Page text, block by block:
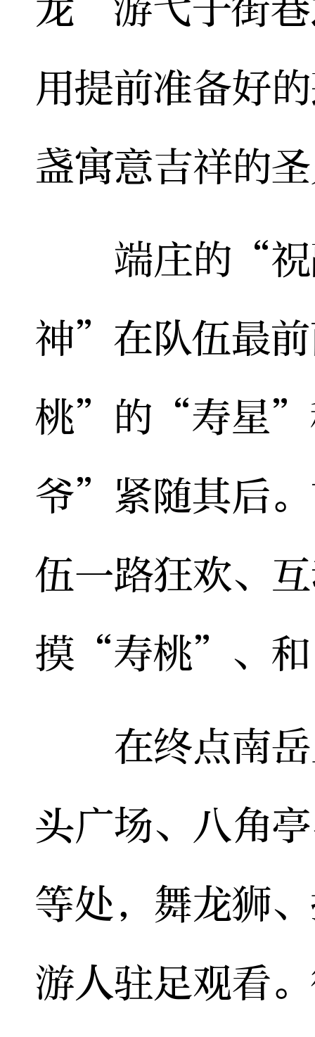
用提前准备好
盏寓意吉祥的
端庄的“祝
神”在队伍最
桃”的“寿星”
爷”紧随其后
伍一路狂欢、
摸“寿桃”、
在终点南岳
头广场、八角
等处，舞龙狮
游人驻足观看